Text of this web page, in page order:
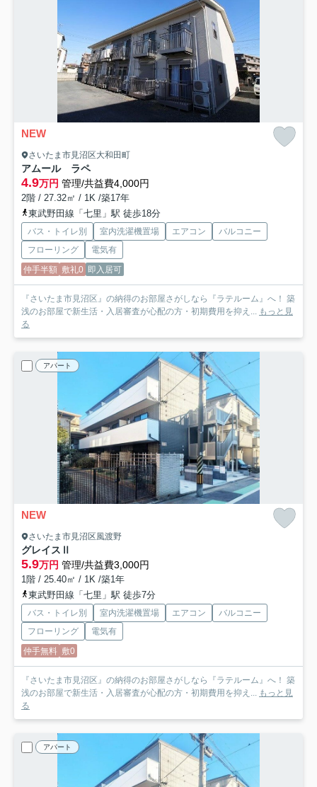
NEW
さいたま市見沼区大和田町
アムール ラペ
4.9万円 管理/共益費4,000円
2階 / 27.32㎡ / 1K /築17年
東武野田線「七里」駅 徒歩18分
バス・トイレ別 室内洗濯機置場 エアコン
バルコニー
フローリング
電気有
仲手半額 敷礼0 即入居可
『さいたま市見沼区』の納得のお部屋さがしなら『ラテルーム』へ！ 築
浅のお部屋で新生活・入居審査が心配の方・初期費用を抑え... もっと見
る
アパート
NEW
さいたま市見沼区風渡野
グレイスⅡ
5.9万円 管理/共益費3,000円
1階 / 25.40㎡ / 1K /築1年
東武野田線「七里」駅 徒歩7分
バス・トイレ別 室内洗濯機置場 エアコン
バルコニー
フローリング
電気有
仲手無料 敷0
『さいたま市見沼区』の納得のお部屋さがしなら『ラテルーム』へ！ 築
浅のお部屋で新生活・入居審査が心配の方・初期費用を抑え... もっと見
る
アパート